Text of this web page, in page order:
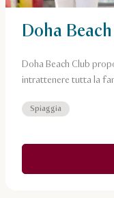
Spiaggia
Doha
Doha Beach Club
intrattenere tutta la